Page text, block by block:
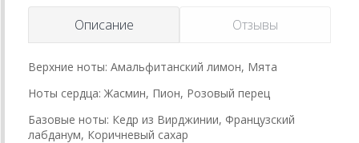
Описание Отзывы
Верхние ноты: Амальфитанский лимон, Мята
Ноты сердца: Жасмин, Пион, Розовый перец
Базовые ноты: Кедр из Вирджинии, Французский
лабданум, Коричневый сахар